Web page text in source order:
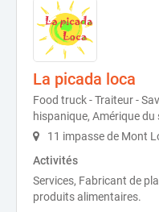
La picada loca
Food truck - Traiteur -
hispanique, Amérique
11 impasse de Mont
Activités
Services, Fabricant de
produits alimentaires.